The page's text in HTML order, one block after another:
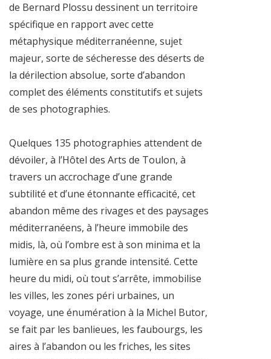
de Bernard Plossu dessinent un territoire
spécifique en rapport avec cette
métaphysique méditerranéenne, sujet
majeur, sorte de sécheresse des déserts de
la dérilection absolue, sorte d’abandon
complet des éléments constitutifs et sujets
de ses photographies.
Quelques 135 photographies attendent de
dévoiler, à l’Hôtel des Arts de Toulon, à
travers un accrochage d’une grande
subtilité et d’une étonnante efficacité, cet
abandon même des rivages et des paysages
méditerranéens, à l’heure immobile des
midis, là, où l’ombre est à son minima et la
lumière en sa plus grande intensité. Cette
heure du midi, où tout s’arrête, immobilise
les villes, les zones péri urbaines, un
voyage, une énumération à la Michel Butor,
se fait par les banlieues, les faubourgs, les
aires à l’abandon ou les friches, les sites